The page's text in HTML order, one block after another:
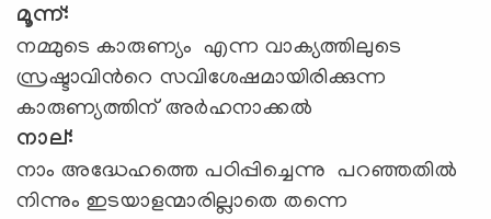
മൂന്ന്:
നമ്മുടെ കാരുണ്യം എന്ന വാക്യത്തിലുടെ
സ്രഷ്ടാവിന്‍റെ സവിശേഷമായിരിക്കുന്ന
കാരുണ്യത്തിന് അര്‍ഹനാക്കല്‍
നാല്:
നാം അദ്ധേഹത്തെ പഠിപ്പിച്ചെന്നു പറഞ്ഞതില്‍
നിന്നും ഇടയാളന്മാരില്ലാതെ തന്നെ